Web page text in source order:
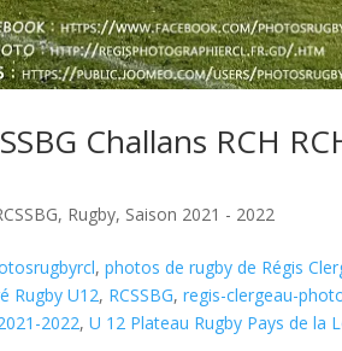
Challans RCH
, Rugby, Saison 2021 - 2022
,photos de rugby de Régis
Rugby U12, RCSSBG,regis-clergeau-
2022,U 12 Plateau Rugby Pays de la